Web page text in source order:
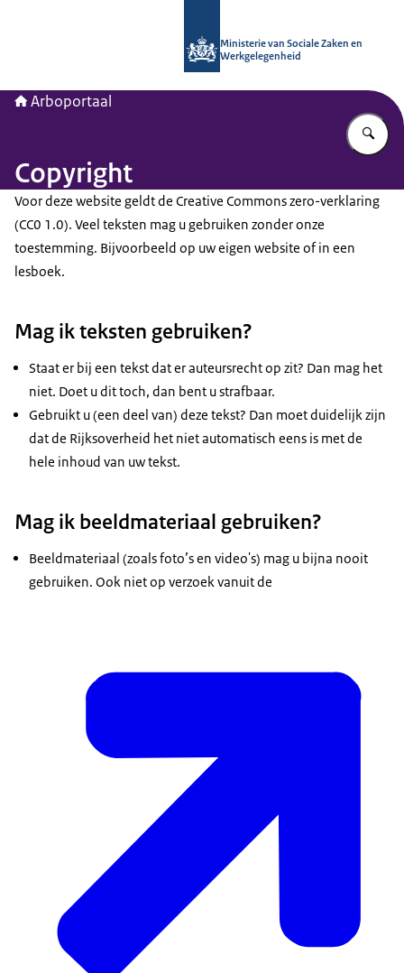
Ministerie van Sociale Zaken en
Werkgelegenheid
Arboportaal
Copyright
Voor deze website geldt de Creative Commons zero-verklaring
(CC0 1.0). Veel teksten mag u gebruiken zonder onze
toestemming. Bijvoorbeeld op uw eigen website of in een
lesboek.
Mag ik teksten gebruiken?
Staat er bij een tekst dat er auteursrecht op zit? Dan mag het
niet. Doet u dit toch, dan bent u strafbaar.
Gebruikt u (een deel van) deze tekst? Dan moet duidelijk zijn
dat de Rijksoverheid het niet automatisch eens is met de
hele inhoud van uw tekst.
Mag ik beeldmateriaal gebruiken?
Beeldmateriaal (zoals foto’s en video's) mag u bijna nooit
gebruiken. Ook niet op verzoek vanuit de